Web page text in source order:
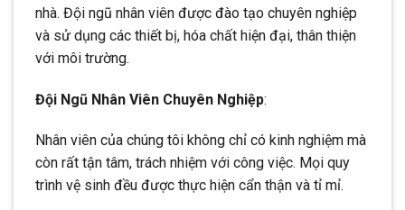
nhà. Đội ngũ nhân viên được đào tạo chuyên nghiệp
và sử dụng các thiết bị, hóa chất hiện đại, thân thiện
với môi trường.
Đội Ngũ Nhân Viên Chuyên Nghiệp:
Nhân viên của chúng tôi không chỉ có kinh nghiệm mà
còn rất tận tâm, trách nhiệm với công việc. Mọi quy
trình vệ sinh đều được thực hiện cẩn thận và tỉ mỉ.